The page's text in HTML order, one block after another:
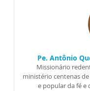
Pe. Antônio
Missionário
ministério centenas
e popular da fé e